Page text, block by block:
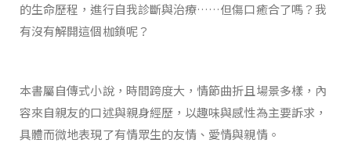
的生命歷程，進行自我診斷與治療……但傷口癒合了嗎？我
有沒有解開這個枷鎖呢？
本書屬自傳式小說，時間跨度大，情節曲折且場景多樣，內
容來自親友的口述與親身經歷，以趣味與感性為主要訴求，
具體而微地表現了有情眾生的友情、愛情與親情。